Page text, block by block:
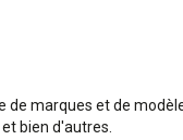
marques et de
bien d'autres.